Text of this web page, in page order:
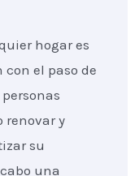
hogar es
el paso de
renovar y
su
una